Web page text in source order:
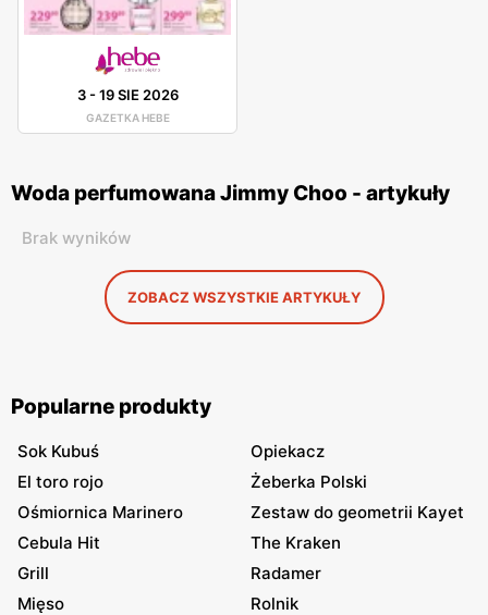
3-19 SIE 2026
GAZETKA HEBE
Woda perfumowana Jimmy Choo - artykuły
Brak wyników
ZOBACZ WSZYSTKIE ARTYKUŁY
Popularne produkty
Sok Kubuś
Opiekacz
El toro rojo
Żeberka Polski
Ośmiornica Marinero
Zestaw do geometrii Kayet
Cebula Hit
The Kraken
Grill
Radamer
Mięso
Rolnik